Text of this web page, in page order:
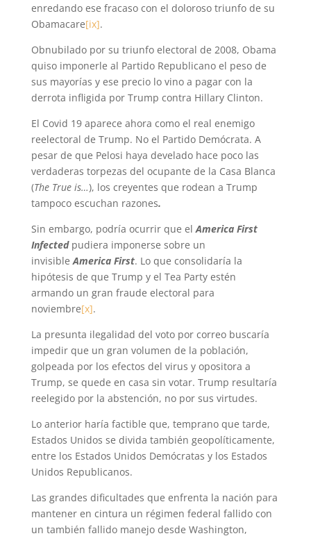
enredando ese fracaso con el doloroso triunfo de su
Obamacare[ix].
Obnubilado por su triunfo electoral de 2008, Obama
quiso imponerle al Partido Republicano el peso de
sus mayorías y ese precio lo vino a pagar con la
derrota infligida por Trump contra Hillary Clinton.
El Covid 19 aparece ahora como el real enemigo
reelectoral de Trump. No el Partido Demócrata. A
pesar de que Pelosi haya develado hace poco las
verdaderas torpezas del ocupante de la Casa Blanca
(The True is…), los creyentes que rodean a Trump
tampoco escuchan razones.
Sin embargo, podría ocurrir que el America First
Infectedpudiera imponerse sobre un
invisibleAmerica First. Lo que consolidaría la
hipótesis de que Trump y el Tea Party estén
armando un gran fraude electoral para
noviembre[x].
La presunta ilegalidad del voto por correo buscaría
impedir que un gran volumen de la población,
golpeada por los efectos del virus y opositora a
Trump, se quede en casa sin votar. Trump resultaría
reelegido por la abstención, no por sus virtudes.
Lo anterior haría factible que, temprano que tarde,
Estados Unidos se divida también geopolíticamente,
entre los Estados Unidos Demócratas y los Estados
Unidos Republicanos.
Las grandes dificultades que enfrenta la nación para
mantener en cintura un régimen federal fallido con
un también fallido manejo desde Washington,